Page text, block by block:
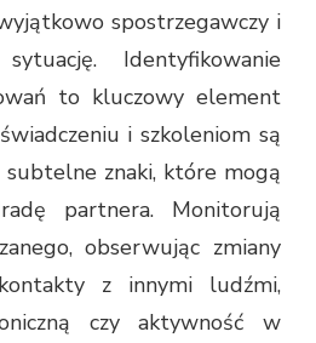
spostrzegawczy i
Identyfikowanie
to kluczowy element
i szkoleniom są
znaki, które mogą
partnera. Monitorują
obserwując zmiany
z innymi ludźmi,
czy aktywność w